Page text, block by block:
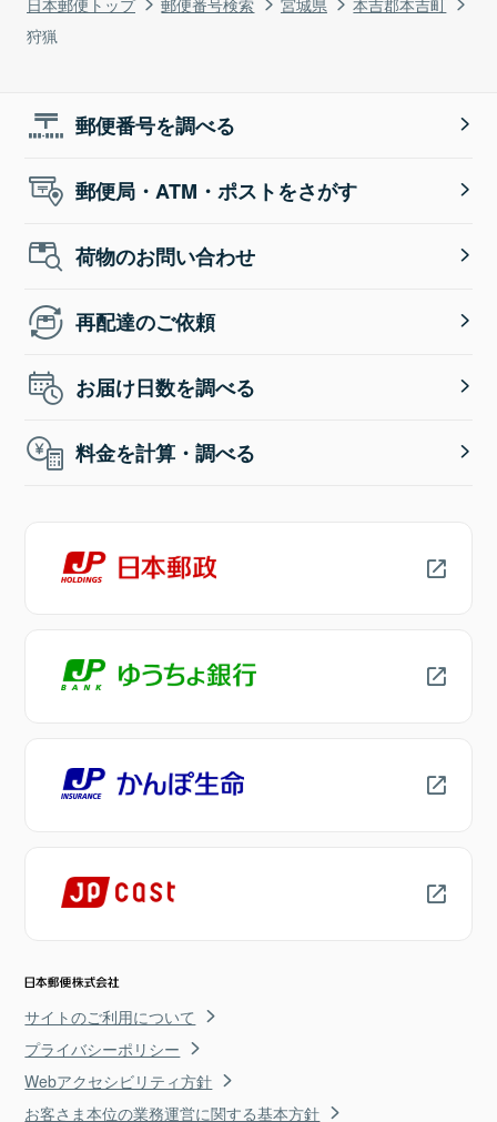
狩猟
郵便番号を調べる
郵便局・ATM・ポストをさがす
荷物のお問い合わせ
再配達のご依頼
お届け日数を調べる
料金を計算・調べる
サイトのご利用について
プライバシーポリシー
Webアクセシビリティ方針
お客さま本位の業務運営に関する基本方針